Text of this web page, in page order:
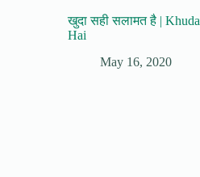
खुदा सही सलामत है |
Hai
May 16, 2020